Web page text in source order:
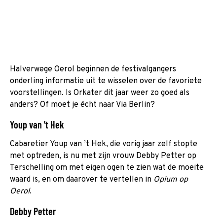
Halverwege Oerol beginnen de festivalgangers
onderling informatie uit te wisselen over de favoriete
voorstellingen. Is Orkater dit jaar weer zo goed als
anders? Of moet je écht naar Via Berlin?
Youp van 't Hek
Cabaretier Youp van ’t Hek, die vorig jaar zelf stopte
met optreden, is nu met zijn vrouw Debby Petter op
Terschelling om met eigen ogen te zien wat de moeite
waard is, en om daarover te vertellen in Opium op
Oerol.
Debby Petter